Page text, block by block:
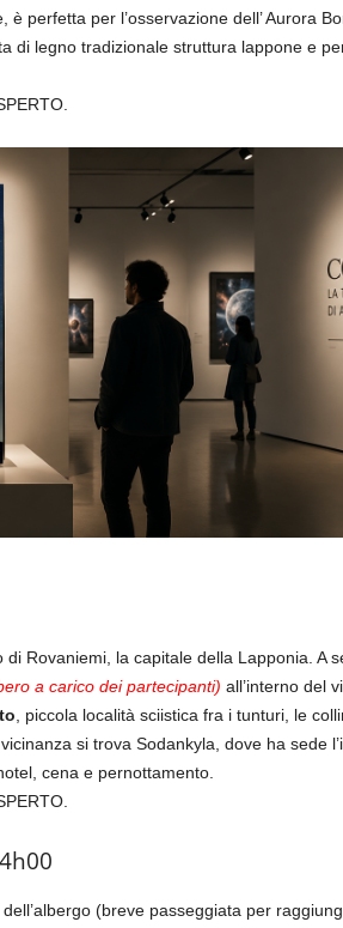
perfetta per l’osservazione dell’ Aurora
di legno tradizionale struttura lappone e
Rovaniemi, la capitale della Lapponia. A
a carico dei partecipanti) all’interno del
, piccola località sciistica fra i tunturi, le
si trova Sodankyla, dove ha sede
cena e pernottamento.
(breve passeggiata per